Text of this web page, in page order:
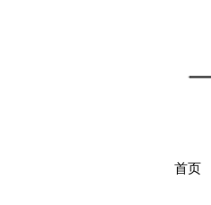
首页